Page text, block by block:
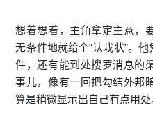
想着想着，主角拿定主意，
无条件地就给个“认栽状”。
件，还有能到处搜罗消息的
事儿，像有一回把勾结外邦
算是稍微显示出自己有点用处